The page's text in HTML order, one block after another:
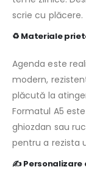
scrie cu plăcere.
♻️ Materiale
Agenda este
modern,
plăcută la
Formatul A5
ghiozdan sau
pentru a rezista
✍️ Personalizare